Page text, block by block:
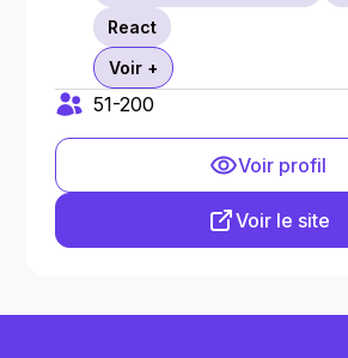
React
Voir +
51-200
Voir profil
Voir le site